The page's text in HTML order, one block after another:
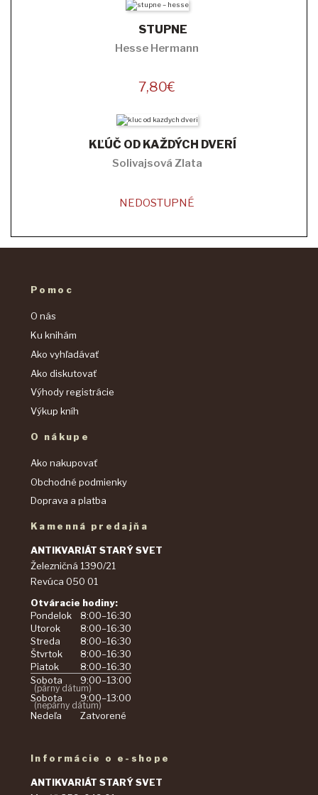
STUPNE
Hesse Hermann
7,80€
KĽÚČ OD KAŽDÝCH DVERÍ
Solivajsová Zlata
NEDOSTUPNÉ
Pomoc
O nás
Ku knihám
Ako vyhľadávať
Ako diskutovať
Výhody registrácie
Výkup kníh
O nákupe
Ako nakupovať
Obchodné podmienky
Doprava a platba
Kamenná predajňa
ANTIKVARIÁT STARÝ SVET
Železničná 1390/21
Revúca 050 01
Otváracie hodiny:
Pondelok
8:00–16:30
Utorok
8:00–16:30
Streda
8:00–16:30
Štvrtok
8:00–16:30
Piatok
8:00–16:30
Sobota
9:00–13:00
(párny dátum)
Sobota 9:00–13:00
(nepárny dátum)
Nedeľa Zatvorené
Informácie o e-shope
ANTIKVARIÁT STARÝ SVET